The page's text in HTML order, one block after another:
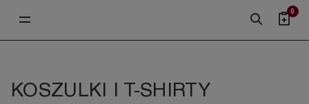
0
KOSZULKI I T-SHIRTY